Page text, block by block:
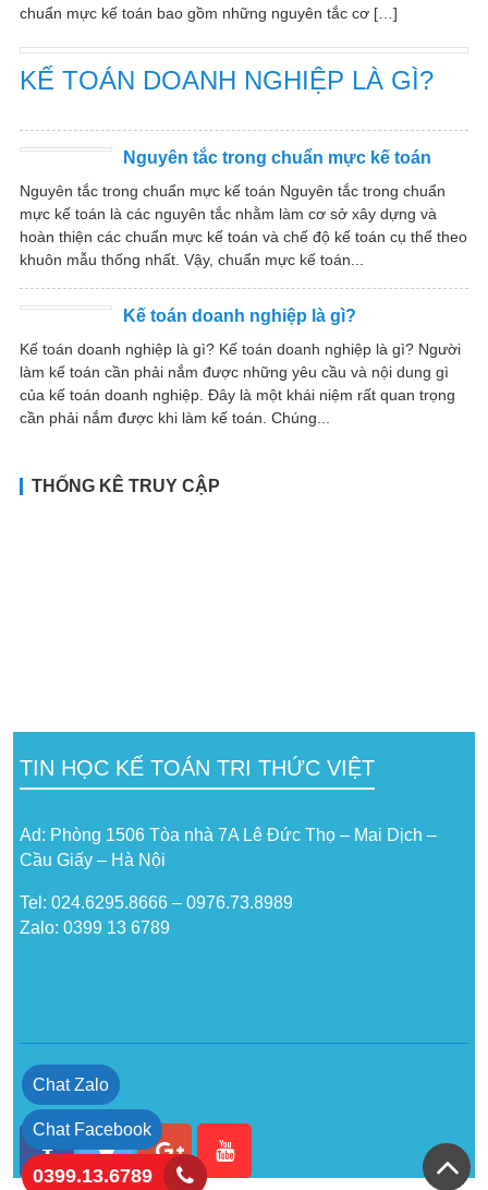
chuẩn mực kế toán bao gồm những nguyên tắc cơ […]
KẾ TOÁN DOANH NGHIỆP LÀ GÌ?
Nguyên tắc trong chuẩn mực kế toán
Nguyên tắc trong chuẩn mực kế toán Nguyên tắc trong chuẩn
mực kế toán là các nguyên tắc nhằm làm cơ sở xây dựng và
hoàn thiện các chuẩn mực kế toán và chế độ kế toán cụ thể theo
khuôn mẫu thống nhất. Vậy, chuẩn mực kế toán...
Kế toán doanh nghiệp là gì?
Kế toán doanh nghiệp là gì? Kế toán doanh nghiệp là gì? Người
làm kế toán cần phải nắm được những yêu cầu và nội dung gì
của kế toán doanh nghiệp. Đây là một khái niệm rất quan trọng
cần phải nắm được khi làm kế toán. Chúng...
THỐNG KÊ TRUY CẬP
TIN HỌC KẾ TOÁN TRI THỨC VIỆT
Ad: Phòng 1506 Tòa nhà 7A Lê Đức Thọ – Mai Dịch –
Cầu Giấy – Hà Nội
Tel: 024.6295.8666 – 0976.73.8989
Zalo: 0399 13 6789
Chat Zalo
Chat Facebook
0399.13.6789